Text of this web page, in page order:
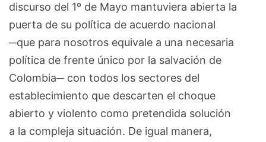
discurso del 1º de Mayo mantuviera abierta la
puerta de su política de acuerdo nacional
─que para nosotros equivale a una necesaria
política de frente único por la salvación de
Colombia─ con todos los sectores del
establecimiento que descarten el choque
abierto y violento como pretendida solución
a la compleja situación. De igual manera,